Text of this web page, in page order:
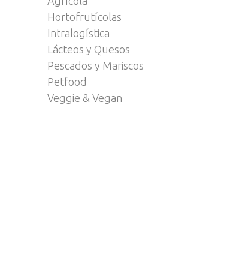
Hortofrutícolas
Intralogística
Lácteos y Quesos
Pescados y Mariscos
Petfood
Veggie & Vegan